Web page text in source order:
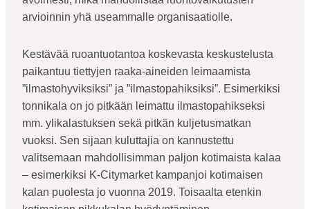
arvioinnin yhä useammalle organisaatiolle.
Kestävää ruoantuotantoa koskevasta keskustelusta
paikantuu tiettyjen raaka-aineiden leimaamista
”ilmastohyviksiksi” ja ”ilmastopahiksiksi”. Esimerkiksi
tonnikala on jo pitkään leimattu ilmastopahikseksi
mm. ylikalastuksen sekä pitkän kuljetusmatkan
vuoksi. Sen sijaan kuluttajia on kannustettu
valitsemaan mahdollisimman paljon kotimaista kalaa
– esimerkiksi K-Citymarket kampanjoi kotimaisen
kalan puolesta jo vuonna 2019. Toisaalta etenkin